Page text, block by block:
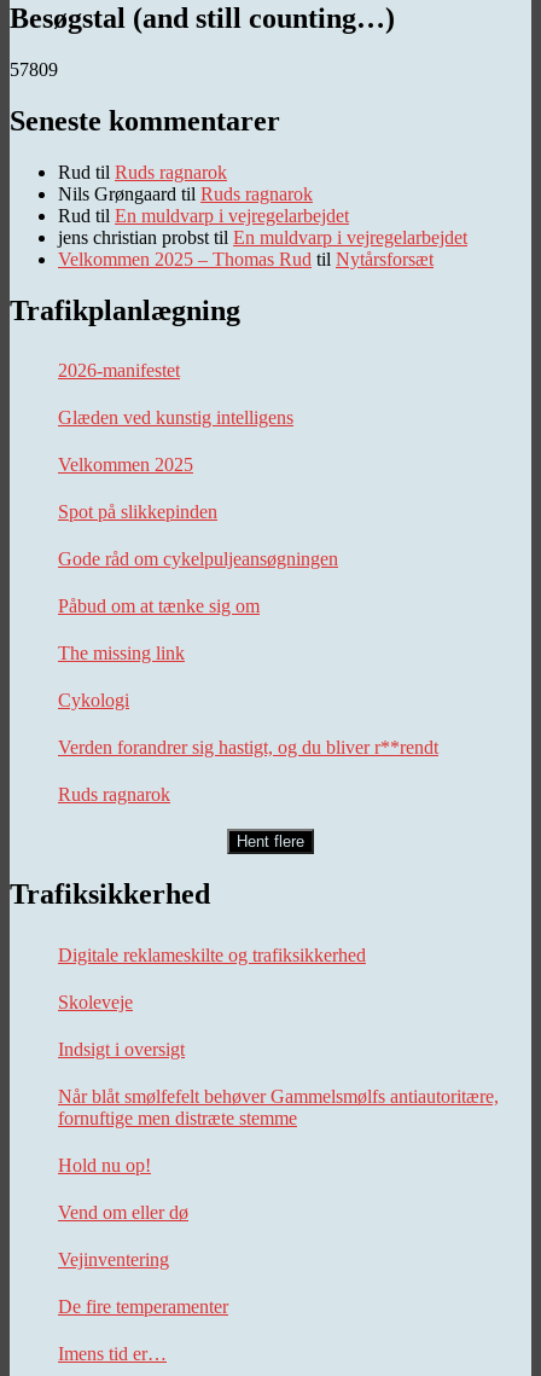
Besøgstal (and still counting…)
57809
Seneste kommentarer
Rud til Ruds ragnarok
Nils Grøngaard til Ruds ragnarok
Rud til En muldvarp i vejregelarbejdet
jens christian probst til En muldvarp i vejregelarbejdet
Velkommen 2025 – Thomas Rud til Nytårsforsæt
Trafikplanlægning
2026-manifestet
Glæden ved kunstig intelligens
Velkommen 2025
Spot på slikkepinden
Gode råd om cykelpuljeansøgningen
Påbud om at tænke sig om
The missing link
Cykologi
Verden forandrer sig hastigt, og du bliver r**rendt
Ruds ragnarok
Hent flere
Trafiksikkerhed
Digitale reklameskilte og trafiksikkerhed
Skoleveje
Indsigt i oversigt
Når blåt smølfefelt behøver Gammelsmølfs antiautoritære,
fornuftige men distræte stemme
Hold nu op!
Vend om eller dø
Vejinventering
De fire temperamenter
Imens tid er…